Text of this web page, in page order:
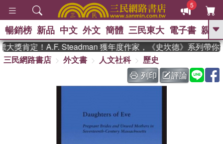
5
GO
熱搜： 東野圭吾 、
、 如果歷史是一群喵 、 暑期
國際布克獎 臺灣漫遊錄 、 方
暢銷榜 新品 中文 外文 簡體 三民東大 電子書 親子
獎肯定！A.F. Steadman 獲年度作家，《史坎德》系列帶你
三民網路書店
外文書 人文社科
歷史
列印
評論